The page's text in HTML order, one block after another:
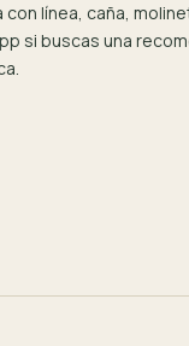
con línea, caña,
si buscas una